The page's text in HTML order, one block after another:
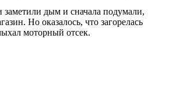
дым и сначала подумали,
Но оказалось, что загорелась
моторный отсек.